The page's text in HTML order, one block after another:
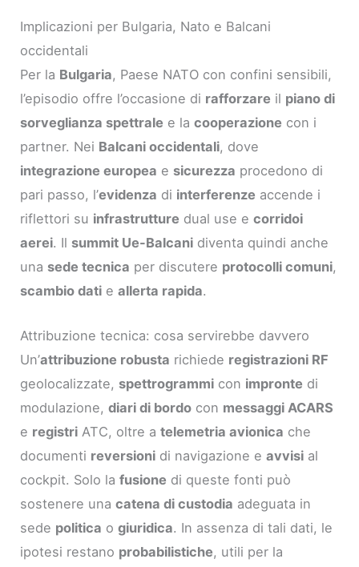
Implicazioni per Bulgaria, Nato e Balcani
occidentali
Per la Bulgaria, Paese NATO con confini sensibili,
l’episodio offre l’occasione di rafforzare il piano di
sorveglianza spettrale e lacooperazione con i
partner. Nei Balcani occidentali, dove
integrazione europea e sicurezza procedono di
pari passo, l’evidenza di interferenze accende i
riflettori su infrastrutture dual use ecorridoi
aerei. Il summit Ue-Balcani diventa quindi anche
una sede tecnica per discutere protocolli comuni,
scambio dati eallerta rapida.
Attribuzione tecnica: cosa servirebbe davvero
Un’attribuzione robusta richiede registrazioni RF
geolocalizzate, spettrogrammi con impronte di
modulazione,diari di bordo con messaggi ACARS
e registri ATC, oltre atelemetria avionica che
documenti reversioni di navigazione eavvisi al
cockpit. Solo lafusione di queste fonti può
sostenere unacatena di custodia adeguata in
sede politica ogiuridica. In assenza di tali dati, le
ipotesi restano probabilistiche, utili per la